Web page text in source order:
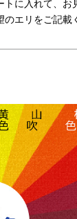
に入れて、お
エリをご記載